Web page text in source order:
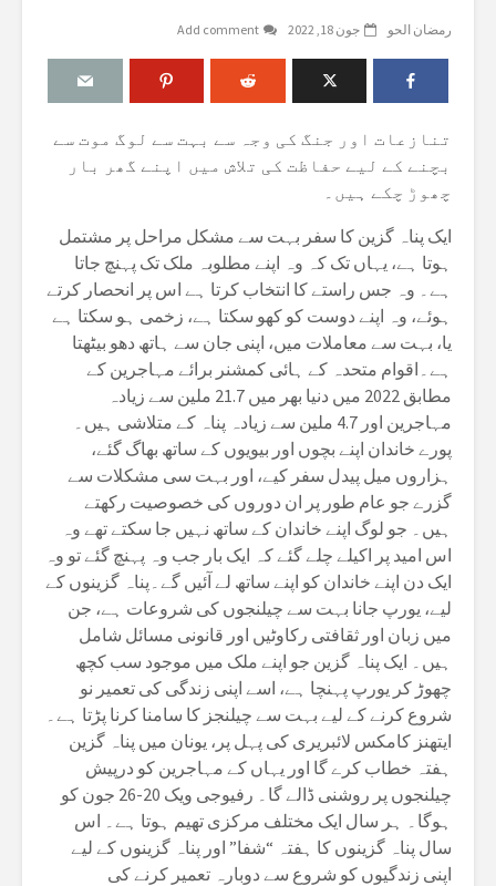
رمضان الحو جون 18, 2022 Add comment
تنازعات اور جنگ کی وجہ سے بہت سے لوگ موت سے
بچنے کے لیے حفاظت کی تلاش میں اپنے گھر بار
چھوڑ چکے ہیں۔
ایک پناہ گزین کا سفر بہت سے مشکل مراحل پر مشتمل
ہوتا ہے، یہاں تک کہ وہ اپنے مطلوبہ ملک تک پہنچ جاتا
ہے۔ وہ جس راستے کا انتخاب کرتا ہے اس پر انحصار کرتے
ہوئے، وہ اپنے دوست کو کھو سکتا ہے، زخمی ہو سکتا ہے
یا، بہت سے معاملات میں، اپنی جان سے ہاتھ دھو بیٹھتا
ہے۔اقوام متحدہ کے ہائی کمشنر برائے مہاجرین کے
مطابق 2022 میں دنیا بھر میں 21.7 ملین سے زیادہ
مہاجرین اور 4.7 ملین سے زیادہ پناہ کے متلاشی ہیں۔
پورے خاندان اپنے بچوں اور بیویوں کے ساتھ بھاگ گئے،
ہزاروں میل پیدل سفر کیے، اور بہت سی مشکلات سے
گزرے جو عام طور پر ان دوروں کی خصوصیت رکھتے
ہیں۔ جو لوگ اپنے خاندان کے ساتھ نہیں جا سکتے تھے وہ
اس امید پر اکیلے چلے گئے کہ ایک بار جب وہ پہنچ گئے تو وہ
ایک دن اپنے خاندان کو اپنے ساتھ لے آئیں گے۔پناہ گزینوں کے
لیے، یورپ جانا بہت سے چیلنجوں کی شروعات ہے، جن
میں زبان اور ثقافتی رکاوٹیں اور قانونی مسائل شامل
ہیں۔ ایک پناہ گزین جو اپنے ملک میں موجود سب کچھ
چھوڑ کر یورپ پہنچا ہے، اسے اپنی زندگی کی تعمیر نو
شروع کرنے کے لیے بہت سے چیلنجز کا سامنا کرنا پڑتا ہے۔
ایتھنز کامکس لائبریری کی پہل پر، یونان میں پناہ گزین
ہفتہ خطاب کرے گا اور یہاں کے مہاجرین کو درپیش
چیلنجوں پر روشنی ڈالے گا۔ رفیوجی ویک 20-26 جون کو
ہوگا۔ ہر سال ایک مختلف مرکزی تھیم ہوتا ہے۔ اس
سال پناہ گزینوں کا ہفتہ “شفا” اور پناہ گزینوں کے لیے
اپنی زندگیوں کو شروع سے دوبارہ تعمیر کرنے کی